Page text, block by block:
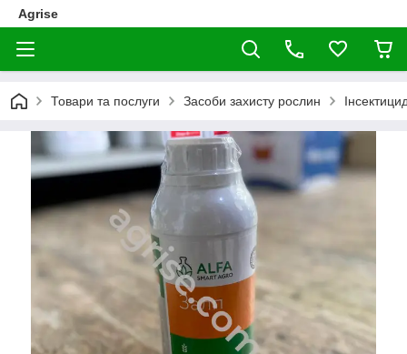
Agrise
Товари та послуги Засоби захисту рослин